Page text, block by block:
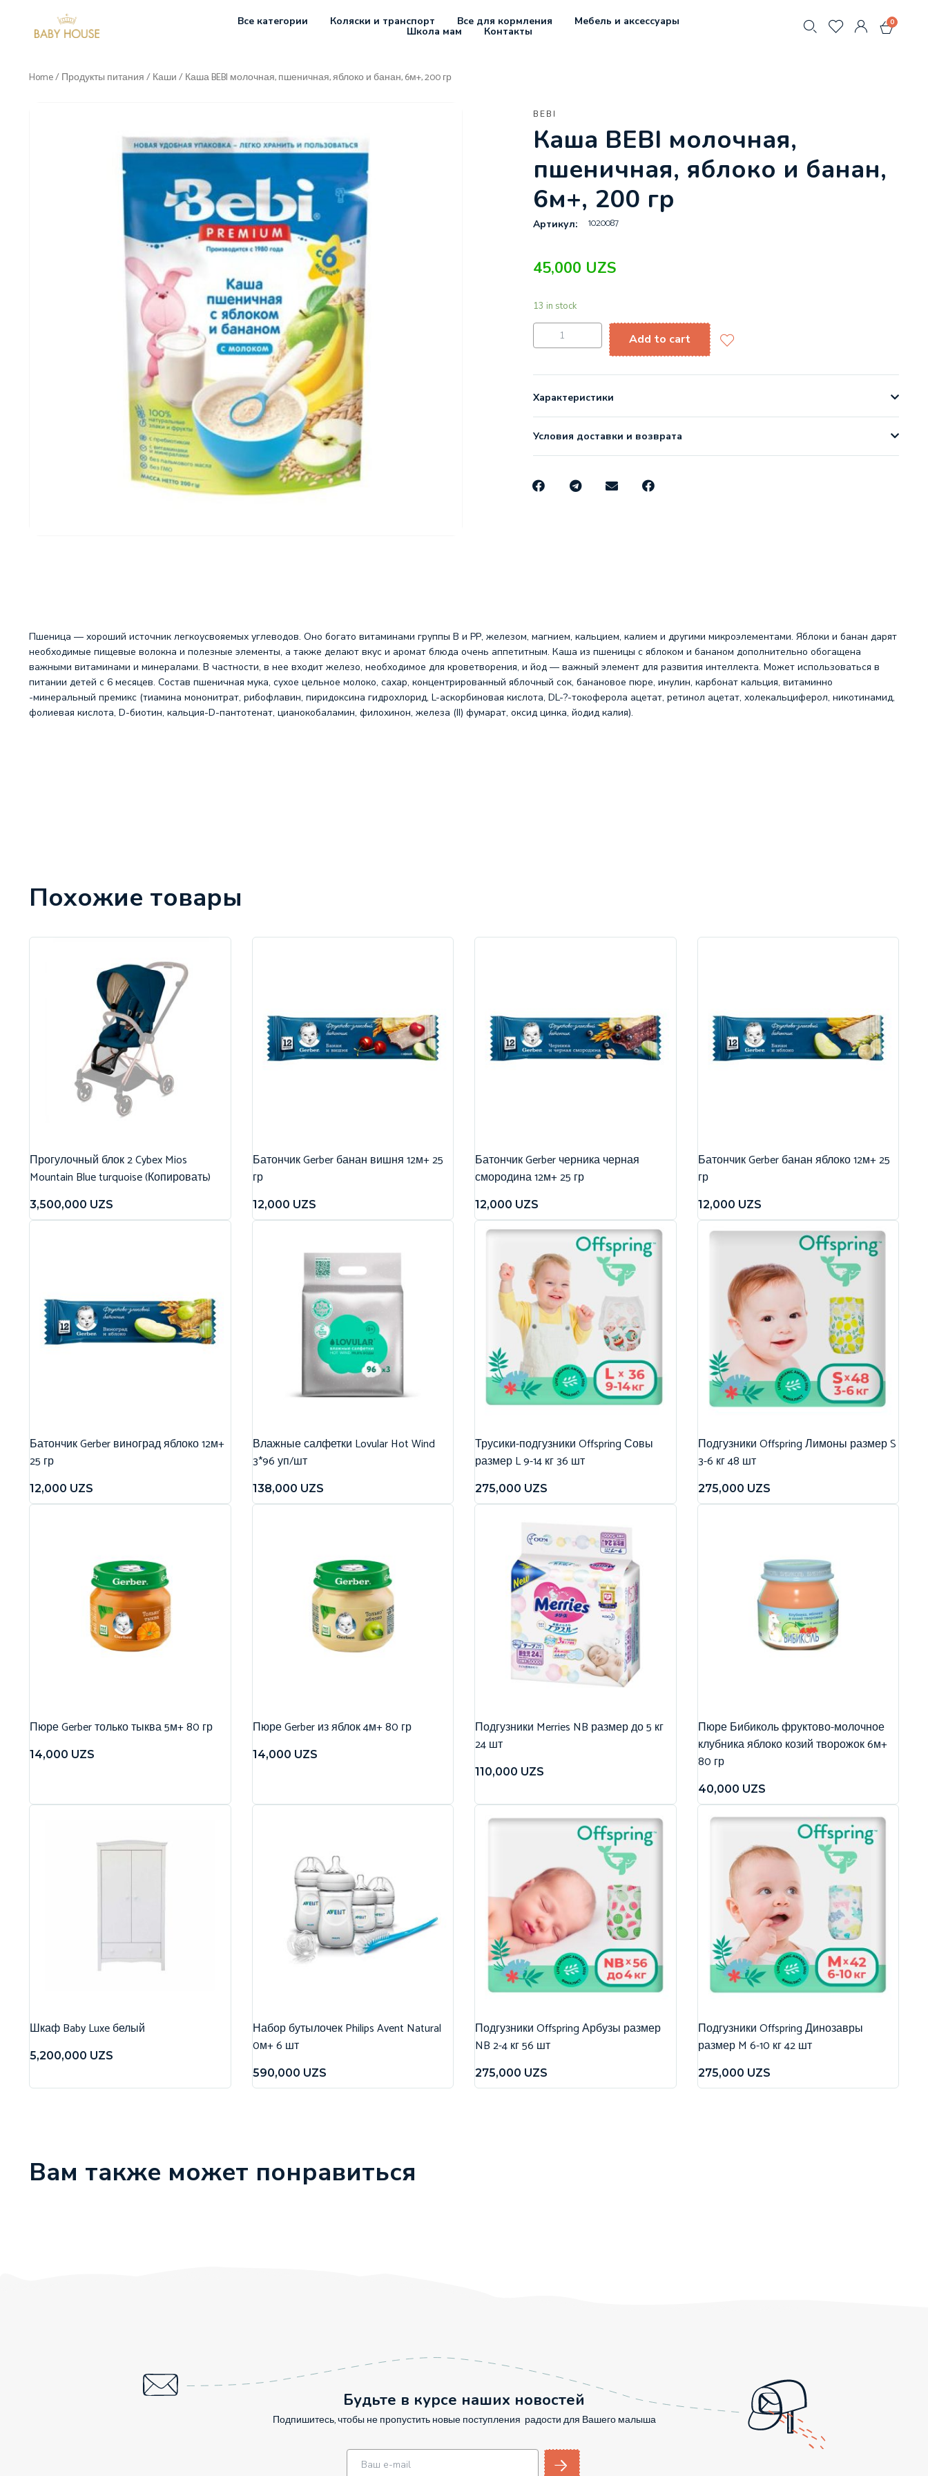
Все категории Коляски и транспорт Все для кормления Мебель и аксессуары
Школа мам Контакты
0
Home/Продукты питания/Каши/ Каша BEBI молочная, пшеничная, яблоко и банан, 6м+, 200 гр
BEBI
Каша BEBI молочная,
пшеничная, яблоко и банан,
6м+, 200 гр
Артикул: 1020087
45,000 UZS
13 in stock
Add to cart
Характеристики
Условия доставки и возврата
Пшеница — хороший источник легкоусвояемых углеводов. Оно богато витаминами группы В и РР, железом, магнием, кальцием, калием и другими микроэлементами. Яблоки и банан дарят
необходимые пищевые волокна и полезные элементы, а также делают вкус и аромат блюда очень аппетитным. Каша из пшеницы с яблоком и бананом дополнительно обогащена
важными витаминами и минералами. В частности, в нее входит железо, необходимое для кроветворения, и йод — важный элемент для развития интеллекта. Может использоваться в
питании детей с 6 месяцев. Состав пшеничная мука, сухое цельное молоко, сахар, концентрированный яблочный сок, банановое пюре, инулин, карбонат кальция, витаминно
-минеральный премикс (тиамина мононитрат, рибофлавин, пиридоксина гидрохлорид, L-аскорбиновая кислота, DL-?-токоферола ацетат, ретинол ацетат, холекальциферол, никотинамид,
фолиевая кислота, D-биотин, кальция-D-пантотенат, цианокобаламин, филохинон, железа (II) фумарат, оксид цинка, йодид калия).
Похожие товары
Прогулочный блок 2 Cybex Mios
Mountain Blue turquoise (Копировать)
3,500,000 UZS
Батончик Gerber банан вишня 12м+ 25
гр
12,000 UZS
Батончик Gerber черника черная
смородина 12м+ 25 гр
12,000 UZS
Батончик Gerber банан яблоко 12м+ 25
гр
12,000 UZS
Батончик Gerber виноград яблоко 12м+
25 гр
12,000 UZS
Влажные салфетки Lovular Hot Wind
3*96 уп/шт
138,000 UZS
Трусики-подгузники Offspring Совы
размер L 9-14 кг 36 шт
275,000 UZS
Подгузники Offspring Лимоны размер S
3-6 кг 48 шт
275,000 UZS
Пюре Gerber только тыква 5м+ 80 гр
14,000 UZS
Пюре Gerber из яблок 4м+ 80 гр
14,000 UZS
Подгузники Merries NB размер до 5 кг
24 шт
110,000 UZS
Пюре Бибиколь фруктово-молочное
клубника яблоко козий творожок 6м+
80 гр
40,000 UZS
Шкаф Baby Luxe белый
5,200,000 UZS
Набор бутылочек Philips Avent Natural
0м+ 6 шт
590,000 UZS
Подгузники Offspring Арбузы размер
NB 2-4 кг 56 шт
275,000 UZS
Подгузники Offspring Динозавры
размер M 6-10 кг 42 шт
275,000 UZS
Вам также может понравиться
Будьте в курсе наших новостей
Подпишитесь, чтобы не пропустить новые поступления радости для Вашего малыша